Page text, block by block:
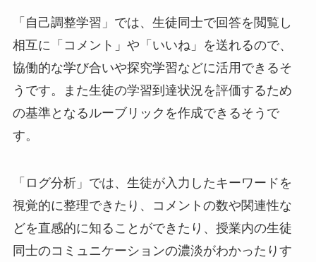
「自己調整学習」では、生徒同士で回答を閲覧し
相互に「コメント」や「いいね」を送れるので、
協働的な学び合いや探究学習などに活用できるそ
うです。また生徒の学習到達状況を評価するため
の基準となるルーブリックを作成できるそうで
す。
「ログ分析」では、生徒が入力したキーワードを
視覚的に整理できたり、コメントの数や関連性な
どを直感的に知ることができたり、授業内の生徒
同士のコミュニケーションの濃淡がわかったりす